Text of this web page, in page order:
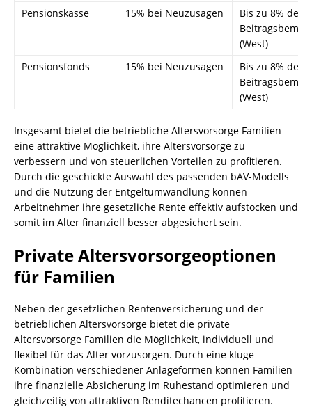
Pensionskasse
15% bei Neuzusagen
Bis zu 8% der
(West)
Pensionsfonds
15% bei Neuzusagen
Bis zu 8% der
(West)
Insgesamt bietet die betriebliche Altersvorsorge Familien
eine attraktive Möglichkeit, ihre Altersvorsorge zu
verbessern und von steuerlichen Vorteilen zu profitieren.
Durch die geschickte Auswahl des passenden bAV-Modells
und die Nutzung der Entgeltumwandlung können
Arbeitnehmer ihre gesetzliche Rente effektiv aufstocken und
somit im Alter finanziell besser abgesichert sein.
Private Altersvorsorgeoptionen
für Familien
Neben der gesetzlichen Rentenversicherung und der
betrieblichen Altersvorsorge bietet die private
Altersvorsorge Familien die Möglichkeit, individuell und
flexibel für das Alter vorzusorgen. Durch eine kluge
Kombination verschiedener Anlageformen können Familien
ihre finanzielle Absicherung im Ruhestand optimieren und
gleichzeitig von attraktiven Renditechancen profitieren.